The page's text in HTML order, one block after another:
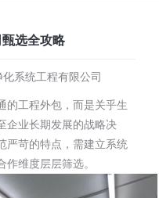
选全攻略
系统工程有限公司
的工程外包，而是关乎生
企业长期发展的战略决
严苛的特点，需建立系统
维度层层筛选。